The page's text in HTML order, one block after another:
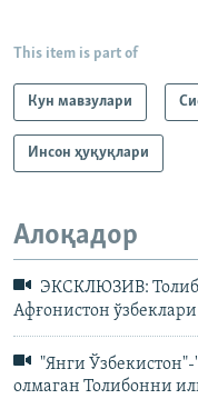
This item is part of
Кун мавзулари
Инсон ҳуқуқлари
Алоқадор
ЭКСКЛЮЗИВ:
Афғонистон
"Янги
олмаган Толибонни